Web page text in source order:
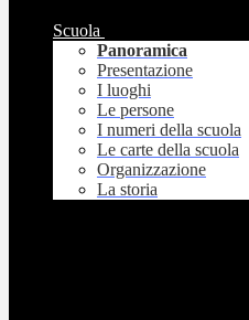
Scuola
Panoramica
Presentazione
I luoghi
Le persone
I numeri della scuola
Le carte della scuola
Organizzazione
La storia